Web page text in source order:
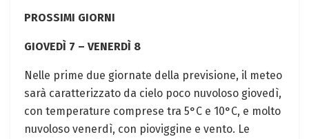
PROSSIMI GIORNI
GIOVEDÌ 7 – VENERDÌ 8
Nelle prime due giornate della previsione, il meteo
sarà caratterizzato da cielo poco nuvoloso giovedì,
con temperature comprese tra 5°C e 10°C, e molto
nuvoloso venerdì, con pioviggine e vento. Le